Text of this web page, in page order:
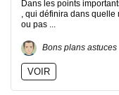
Dans les points
, qui définira dans quelle
ou pas ...
Bons plans astuces
VOIR